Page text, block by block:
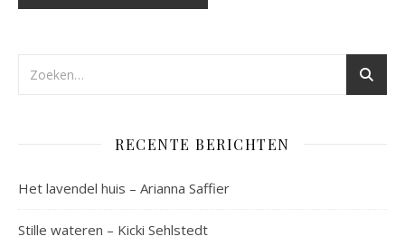
RECENTE BERICHTEN
Het lavendel huis – Arianna Saffier
Stille wateren – Kicki Sehlstedt